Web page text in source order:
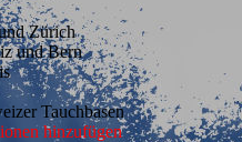
Zürich
und Bern
Tauchbasen
hinzufügen